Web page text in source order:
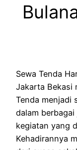
Sewa Tenda
Jakarta Bekasi
Tenda menjadi
dalam
kegiatan yang
Kehadirannya